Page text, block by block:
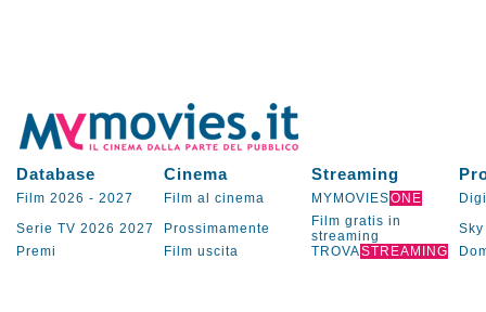
Database Cinema Streaming
Film 2026 - 2027 Film al cinema MYMOVIESONE
Serie TV 2026 2027 Prossimamente
Film gratis in
streaming
Sky
Premi
Film uscita TROVASTREAMING